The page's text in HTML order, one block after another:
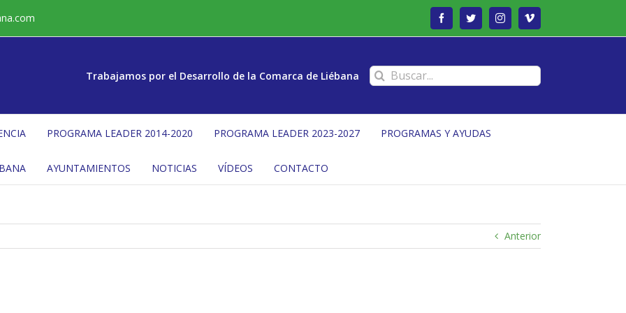
FacebookTwitterInstagramVimeo
Trabajamos por el Desarrollo de la Comarca de Liébana Buscar:
PROGRAMA LEADER 2014-2020 PROGRAMA LEADER 2023-2027 PROGRAMAS Y AYUDAS
AYUNTAMIENTOS NOTICIAS VÍDEOS CONTACTO
Anterior